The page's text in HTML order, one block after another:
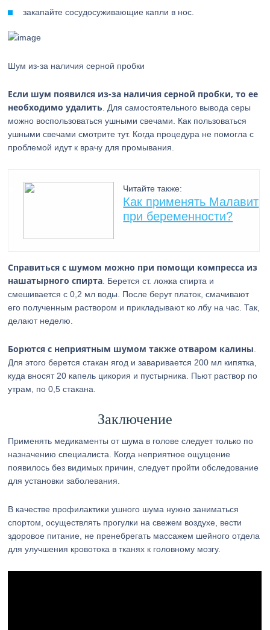
закапайте сосудосуживающие капли в нос.
Шум из-за наличия серной пробки
Если шум появился из-за наличия серной пробки, то ее
необходимо удалить . Для самостоятельного вывода серы
можно воспользоваться ушными свечами. Как пользоваться
ушными свечами смотрите тут. Когда процедура не помогла с
проблемой идут к врачу для промывания.
Читайте также:
Как применять Малавит
при беременности?
Справиться с шумом можно при помощи компресса из
нашатырного спирта . Берется ст. ложка спирта и
смешивается с 0,2 мл воды. После берут платок, смачивают
его полученным раствором и прикладывают ко лбу на час. Так,
делают неделю.
Борются с неприятным шумом также отваром калины
Для этого берется стакан ягод и заваривается 200 мл кипятка,
куда вносят 20 капель цикория и пустырника. Пьют раствор по
утрам, по 0,5 стакана.
Заключение
Применять медикаменты от шума в голове следует только по
назначению специалиста. Когда неприятное ощущение
появилось без видимых причин, следует пройти обследование
для установки заболевания.
В качестве профилактики ушного шума нужно заниматься
спортом, осуществлять прогулки на свежем воздухе, вести
здоровое питание, не пренебрегать массажем шейного отдела
для улучшения кровотока в тканях к головному мозгу.